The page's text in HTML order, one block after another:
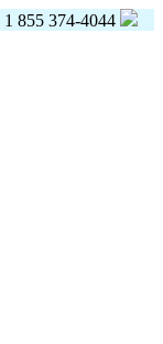
1 855 374-4044